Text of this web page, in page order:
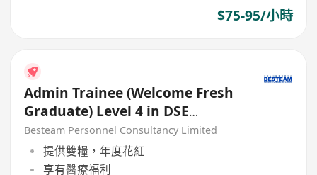
$75-95/小時
Admin Trainee (Welcome Fresh
Graduate) Level 4 in DSE
English (18K)
Besteam Personnel Consultancy Limited
提供雙糧，年度花紅
享有醫療福利